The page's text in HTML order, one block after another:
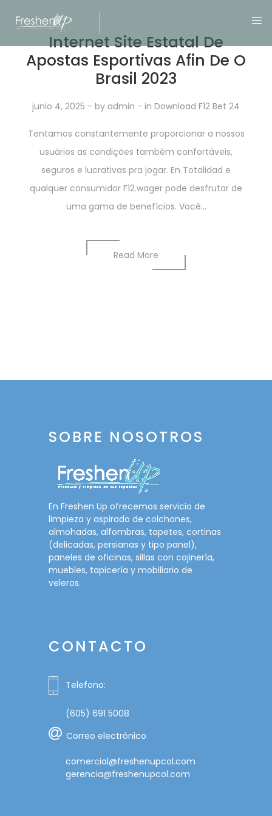
Internet Site Estatal De
Apostas Esportivas Afin De O
Brasil 2023
junio 4, 2025 - by admin - in Download F12 Bet 24
Tentamos constantemente proporcionar a nossos
usuários as condições também confortáveis,
seguros e lucrativas pra jogar. En Totalidad e
qualquer consumidor F12.wager pode desfrutar de
uma gama de benefícios. Você...
Read More
SOBRE NOSOTROS
En Freshen Up ofrecemos servicio de
limpieza y aspirado de colchones,
almohadas, alfombras, tapetes, cortinas
(delicadas, persianas y tipo panel),
paneles de oficinas, sillas con cojinería,
muebles, tapicería y mobiliario de
veleros.
CONTACTO
Telefono:
(605) 691 5008
Correo electrónico
comercial@freshenupcol.com
gerencia@freshenupcol.com